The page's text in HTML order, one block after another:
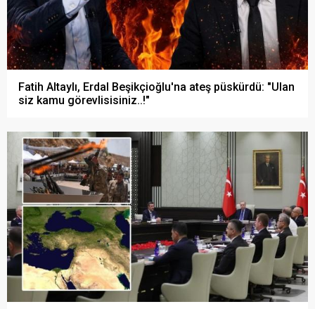
Fatih Altaylı, Erdal Beşikçioğlu'na ateş püskürdü: "Ulan
siz kamu görevlisisiniz..!"